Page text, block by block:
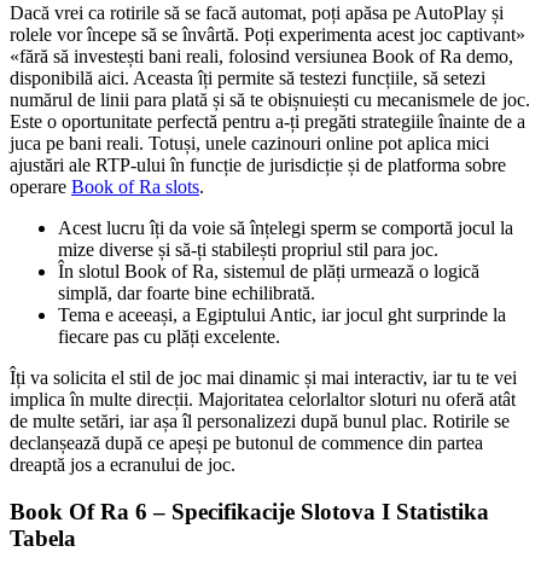
Dacă vrei ca rotirile să se facă automat, poți apăsa pe AutoPlay și
rolele vor începe să se învârtă. Poți experimenta acest joc captivant»
«fără să investești bani reali, folosind versiunea Book of Ra demo,
disponibilă aici. Aceasta îți permite să testezi funcțiile, să setezi
numărul de linii para plată și să te obișnuiești cu mecanismele de joc.
Este o oportunitate perfectă pentru a-ți pregăti strategiile înainte de a
juca pe bani reali. Totuși, unele cazinouri online pot aplica mici
ajustări ale RTP-ului în funcție de jurisdicție și de platforma sobre
operare Book of Ra slots.
Acest lucru îți da voie să înțelegi sperm se comportă jocul la
mize diverse și să-ți stabilești propriul stil para joc.
În slotul Book of Ra, sistemul de plăți urmează o logică
simplă, dar foarte bine echilibrată.
Tema e aceeași, a Egiptului Antic, iar jocul ght surprinde la
fiecare pas cu plăți excelente.
Îți va solicita el stil de joc mai dinamic și mai interactiv, iar tu te vei
implica în multe direcții. Majoritatea celorlaltor sloturi nu oferă atât
de multe setări, iar așa îl personalizezi după bunul plac. Rotirile se
declanșează după ce apeși pe butonul de commence din partea
dreaptă jos a ecranului de joc.
Book Of Ra 6 – Specifikacije Slotova I Statistika
Tabela